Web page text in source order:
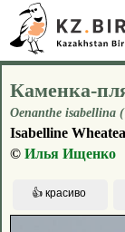
Каменка-
Oenanthe isabellina
Isabelline
© Илья Ищенко